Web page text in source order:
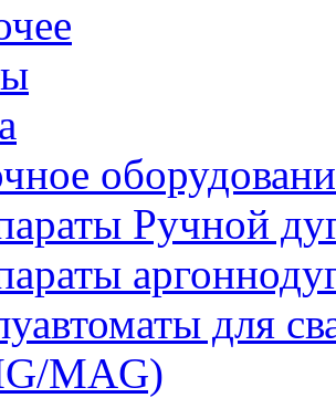
Ручной
для
MAG)